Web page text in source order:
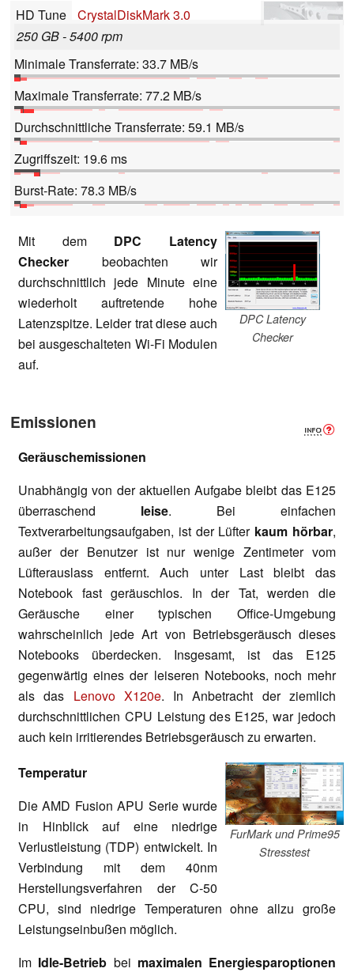
HD Tune
CrystalDiskMark 3.0
250 GB - 5400 rpm
Minimale Transferrate: 33.7 MB/s
Maximale Transferrate: 77.2 MB/s
Durchschnittliche Transferrate: 59.1 MB/s
Zugriffszeit: 19.6 ms
Burst-Rate: 78.3 MB/s
DPC Latency
Checker
Mit dem DPC Latency
Checker beobachten wir
durchschnittlich jede Minute eine
wiederholt auftretende hohe
Latenzspitze. Leider trat diese auch
bei ausgeschalteten Wi-Fi Modulen
auf.
Emissionen
Geräuschemissionen
Unabhängig von der aktuellen Aufgabe bleibt das E125
überraschend leise. Bei einfachen
Textverarbeitungsaufgaben, ist der Lüfter kaum hörbar,
außer der Benutzer ist nur wenige Zentimeter vom
Lüfterauslass entfernt. Auch unter Last bleibt das
Notebook fast geräuschlos. In der Tat, werden die
Geräusche einer typischen Office-Umgebung
wahrscheinlich jede Art von Betriebsgeräusch dieses
Notebooks überdecken. Insgesamt, ist das E125
gegenwärtig eines der leiseren Notebooks, noch mehr
als das Lenovo X120e. In Anbetracht der ziemlich
durchschnittlichen CPU Leistung des E125, war jedoch
auch kein irritierendes Betriebsgeräusch zu erwarten.
FurMark und Prime95
Stresstest
Temperatur
Die AMD Fusion APU Serie wurde
in Hinblick auf eine niedrige
Verlustleistung (TDP) entwickelt. In
Verbindung mit dem 40nm
Herstellungsverfahren der C-50
CPU, sind niedrige Temperaturen ohne allzu große
Leistungseinbußen möglich.
Im Idle-Betrieb bei maximalen Energiesparoptionen